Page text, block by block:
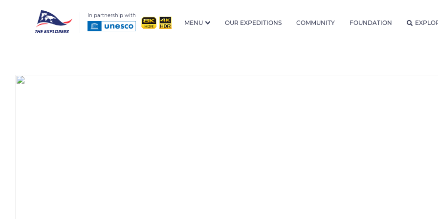
In partnership with
MENU OUR EXPEDITIONS COMMUNITY FOUNDATION